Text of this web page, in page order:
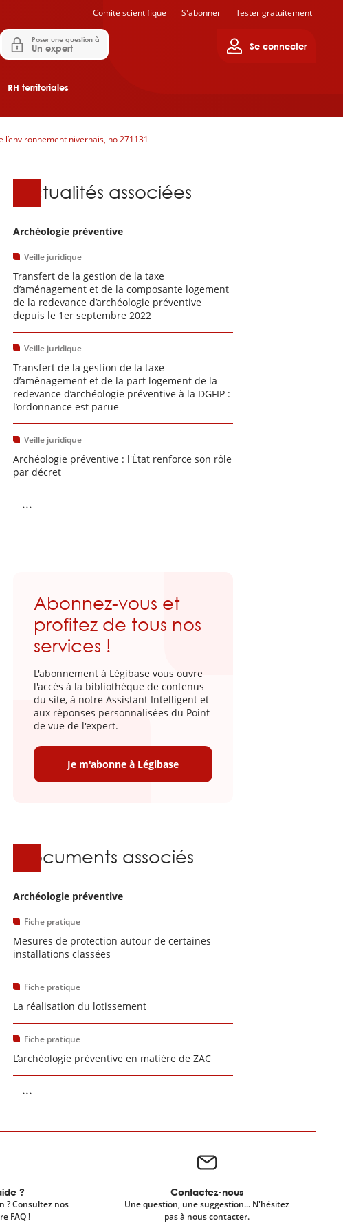
RH territoriales
Poser une question à
Un expert Se connecter
Comité scientifique S'abonner Tester gratuitement
nivernais, no 271131
Actualités associées
Archéologie préventive
Veille juridique
Transfert de la gestion de la taxe
d’aménagement et de la composante logement
de la redevance d’archéologie préventive
depuis le 1er septembre 2022
Veille juridique
Transfert de la gestion de la taxe
d’aménagement et de la part logement de la
redevance d’archéologie préventive à la DGFIP :
l’ordonnance est parue
Veille juridique
Archéologie préventive : l'État renforce son rôle
par décret
...
Abonnez-vous et
profitez de tous nos
services !
L'abonnement à Légibase vous ouvre
l'accès à la bibliothèque de contenus
du site, à notre Assistant Intelligent et
aux réponses personnalisées du Point
de vue de l'expert.
Je m'abonne à Légibase
Documents associés
Archéologie préventive
Fiche pratique
Mesures de protection autour de certaines
installations classées
Fiche pratique
La réalisation du lotissement
Fiche pratique
L’archéologie préventive en matière de ZAC
...
?
? Consultez nos
FAQ !
Contactez-nous
Une question, une suggestion... N'hésitez
pas à nous contacter.